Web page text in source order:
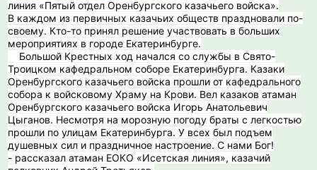
линия «Пятый отдел Оренбургского казачьего войска».
В каждом из первичных казачьих обществ праздновали по-
своему. Кто-то принял решение участвовать в больших
мероприятиях в городе Екатеринбурге.
️ Большой Крестных ход начался со службы в Свято-
Троицком кафедральном соборе Екатеринбурга. Казаки
Оренбургского казачьего войска прошли от кафедрального
собора к войсковому Храму на Крови. Вел казаков атаман
Оренбургского казачьего войска Игорь Анатольевич
Цыганов. Несмотря на морозную погоду браты с легкостью
прошли по улицам Екатеринбурга. У всех был подъем
душевных сил и праздничное настроение. С нами Бог!
- рассказал атаман ЕОКО «Исетская линия», казачий